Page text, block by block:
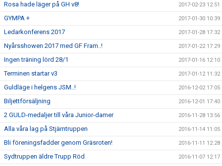
Rosa hade läger på GH v8! 2017-02-23 12:51
GYMPA + 2017-01-30 10:39
Ledarkonferens 2017 2017-01-28 17:32
Nyårsshowen 2017 med GF Fram..! 2017-01-22 17:29
Ingen träning lörd 28/1 2017-01-16 12:10
Terminen startar v3 2017-01-12 11:32
Guldläge i helgens JSM..! 2016-12-02 17:05
Biljettförsäljning 2016-12-01 17:40
2 GULD-medaljer till våra Junior-damer 2016-11-28 13:56
Alla våra lag på Stjärntruppen 2016-11-14 11:05
Bli föreningsfadder genom Gräsroten! 2016-11-11 12:28
Sydtruppen äldre Trupp Röd 2016-11-07 12:17